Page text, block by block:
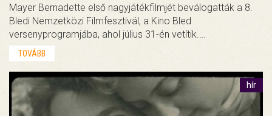
Mayer Bernadette első nagyjátékfilmjét beválogatták a 8.
Bledi Nemzetközi Filmfesztivál, a Kino Bled
versenyprogramjába, ahol július 31-én vetítik.…
TOVÁBB
hír